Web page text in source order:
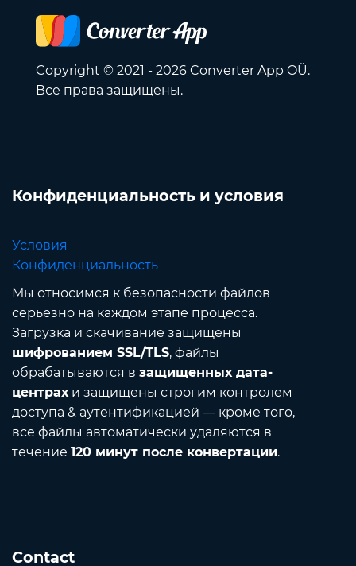
Copyright © 2021 - 2026 Converter App OÜ.
Все права защищены.
Конфиденциальность и условия
Условия
Конфиденциальность
Мы относимся к безопасности файлов
серьезно на каждом этапе процесса.
Загрузка и скачивание защищены
шифрованием SSL/TLS, файлы
обрабатываются в защищенных дата-
центрахи защищены строгим контролем
доступа & аутентификацией — кроме того,
все файлы автоматически удаляются в
течение 120 минут после конвертации.
Contact